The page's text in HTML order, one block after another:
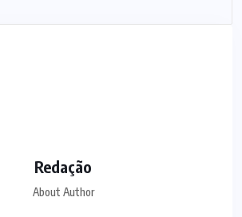
Redação
About Author